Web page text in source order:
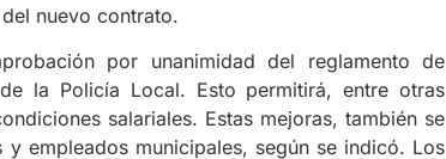
nuevo contrato.
por unanimidad del reglamento de
la Policía Local. Esto permitirá, entre otras
salariales. Estas mejoras, también se
empleados municipales, según se indicó. Los